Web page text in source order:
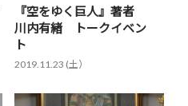
『空をゆく巨人』著者
川内有緒 トークイベン
ト
2019.11.23 (土）